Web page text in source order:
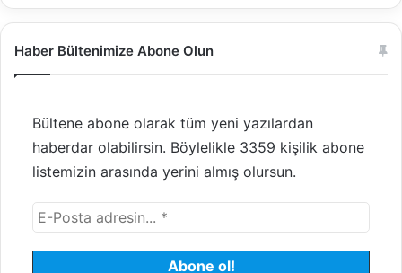
Haber Bültenimize Abone Olun
Bültene abone olarak tüm yeni yazılardan
haberdar olabilirsin. Böylelikle 3359 kişilik abone
listemizin arasında yerini almış olursun.